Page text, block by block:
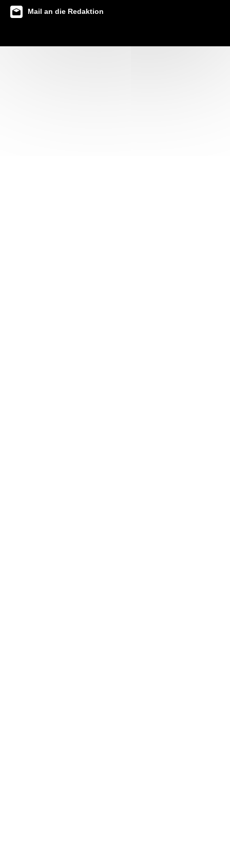
Mail an die Redaktion